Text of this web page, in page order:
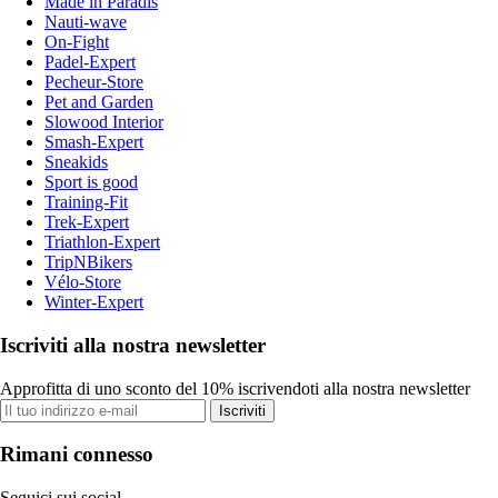
Nauti-wave
On-Fight
Padel-Expert
Pecheur-Store
Pet and Garden
Slowood Interior
Smash-Expert
Sneakids
Sport is good
Training-Fit
Trek-Expert
Triathlon-Expert
TripNBikers
Vélo-Store
Winter-Expert
Iscriviti alla nostra newsletter
Approfitta di uno sconto del 10% iscrivendoti alla nostra newsletter
Iscriviti
Rimani connesso